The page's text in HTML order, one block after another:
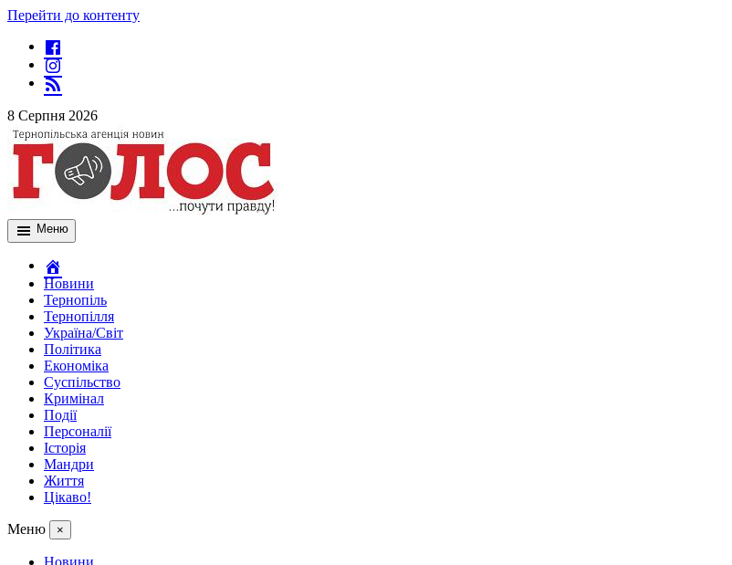
Перейти до контенту
8 Серпня 2026
Меню
Новини
Тернопіль
Тернопілля
Україна/Світ
Політика
Економіка
Суспільство
Кримінал
Події
Персоналії
Історія
Мандри
Життя
Цікаво!
Меню ×
Новини